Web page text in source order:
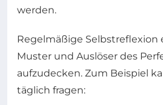
werden.
Regelmäßige Selbstreflexion
Muster und Auslöser des
aufzudecken. Zum Beispiel
täglich fragen: